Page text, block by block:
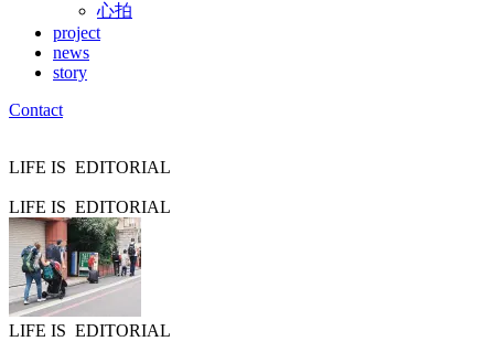
心拍
project
news
story
Contact
LIFE IS EDITORIAL
LIFE IS EDITORIAL
LIFE IS EDITORIAL